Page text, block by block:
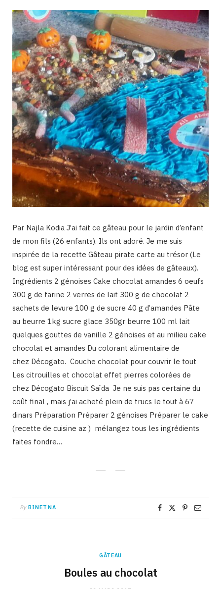
Par Najla Kodia J’ai fait ce gâteau pour le jardin d’enfant
de mon fils (26 enfants). Ils ont adoré. Je me suis
inspirée de la recette Gâteau pirate carte au trésor (Le
blog est super intéressant pour des idées de gâteaux).
Ingrédients 2 génoises Cake chocolat amandes 6 oeufs
300 g de farine 2 verres de lait 300 g de chocolat 2
sachets de levure 100 g de sucre 40 g d’amandes Pâte
au beurre 1kg sucre glace 350gr beurre 100 ml lait
quelques gouttes de vanille 2 génoises et au milieu cake
chocolat et amandes Du colorant alimentaire de
chez Décogato. Couche chocolat pour couvrir le tout
Les citrouilles et chocolat effet pierres colorées de
chez Décogato Biscuit Saïda Je ne suis pas certaine du
coût final , mais j’ai acheté plein de trucs le tout à 67
dinars Préparation Préparer 2 génoises Préparer le cake
(recette de cuisine az ) mélangez tous les ingrédients
faites fondre…
By BINETNA
GÂTEAU
Boules au chocolat